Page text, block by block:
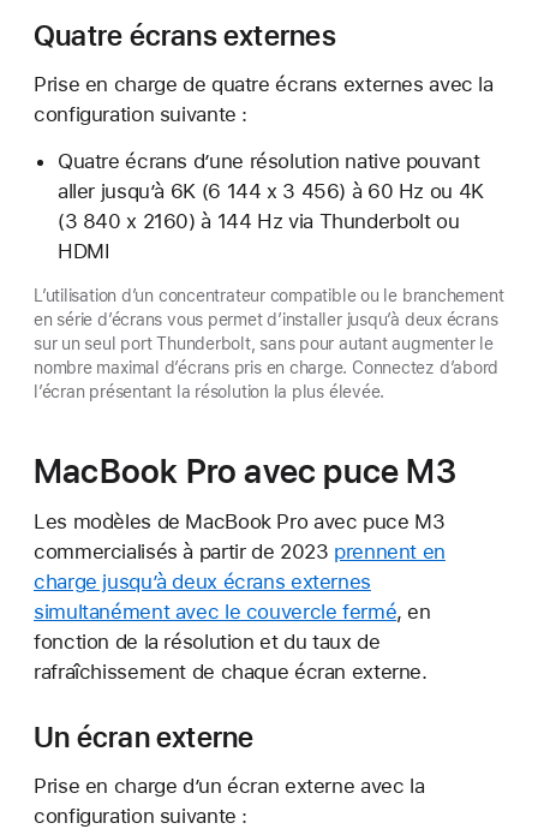
Quatre écrans externes
Prise en charge de quatre écrans externes avec la
configuration suivante :
Quatre écrans d’une résolution native pouvant
aller jusqu’à 6K (6 144 x 3 456) à 60 Hz ou 4K
(3 840 x 2160) à 144 Hz via Thunderbolt ou
HDMI
L’utilisation d’un concentrateur compatible ou le branchement
en série d’écrans vous permet d’installer jusqu’à deux écrans
sur un seul port Thunderbolt, sans pour autant augmenter le
nombre maximal d’écrans pris en charge. Connectez d’abord
l’écran présentant la résolution la plus élevée.
MacBook Pro avec puce M3
Les modèles de MacBook Pro avec puce M3
commercialisés à partir de 2023 prennent en
charge jusqu’à deux écrans externes
simultanément avec le couvercle fermé, en
fonction de la résolution et du taux de
rafraîchissement de chaque écran externe.
Un écran externe
Prise en charge d’un écran externe avec la
configuration suivante :